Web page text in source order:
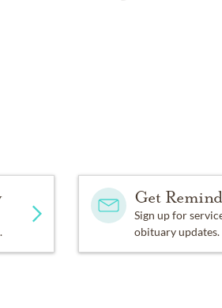
Get
Sign up for
obituary updates.